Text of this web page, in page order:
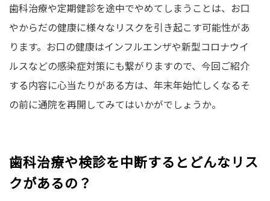
歯科治療や定期健診を途中でやめてしまうことは、お口
やからだの健康に様々なリスクを引き起こす可能性があ
ります。お口の健康はインフルエンザや新型コロナウイ
ルスなどの感染症対策にも繋がりますので、今回ご紹介
する内容に心当たりがある方は、年末年始忙しくなるそ
の前に通院を再開してみてはいかがでしょうか。
歯科治療や検診を中断するとどんなリス
クがあるの？